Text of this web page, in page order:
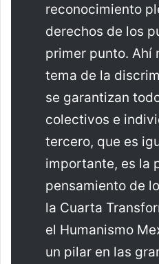
reconocimiento
derechos de los
primer punto. Ahí
tema de la
se garantizan
colectivos e
tercero, que es
importante, es la
pensamiento de
la Cuarta
el Humanismo
un pilar en las